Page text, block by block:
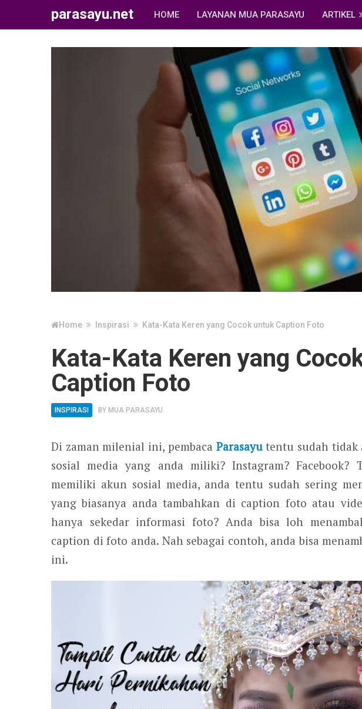
parasayu.net HOME LAYANAN MUA PARASAYU ARTIKEL
Home Inspirasi Kata-Kata Keren yang Cocok untuk Caption Foto
Kata-Kata Keren yang
Caption Foto
INSPIRASI BY MUA PARASAYU
Di zaman milenial ini, pembaca Parasayutentu sudah tidak
sosial media yang anda miliki? Instagram? Facebook?
memiliki akun sosial media, anda tentu sudah sering
yang biasanya anda tambahkan di caption foto atau
hanya sekedar informasi foto? Anda bisa loh
caption di foto anda. Nah sebagai contoh, anda bisa
ini.